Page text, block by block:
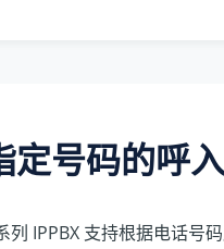
定号码的呼
列 IPPBX 支持根据电话号